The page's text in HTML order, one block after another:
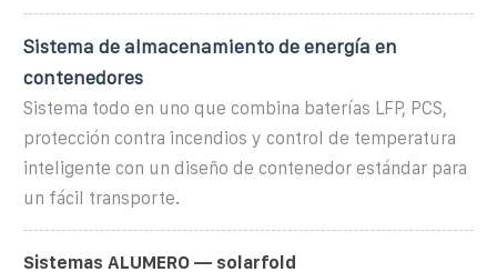
Sistema de almacenamiento de energía en
contenedores
Sistema todo en uno que combina baterías LFP, PCS,
protección contra incendios y control de temperatura
inteligente con un diseño de contenedor estándar para
un fácil transporte.
Sistemas ALUMERO — solarfold